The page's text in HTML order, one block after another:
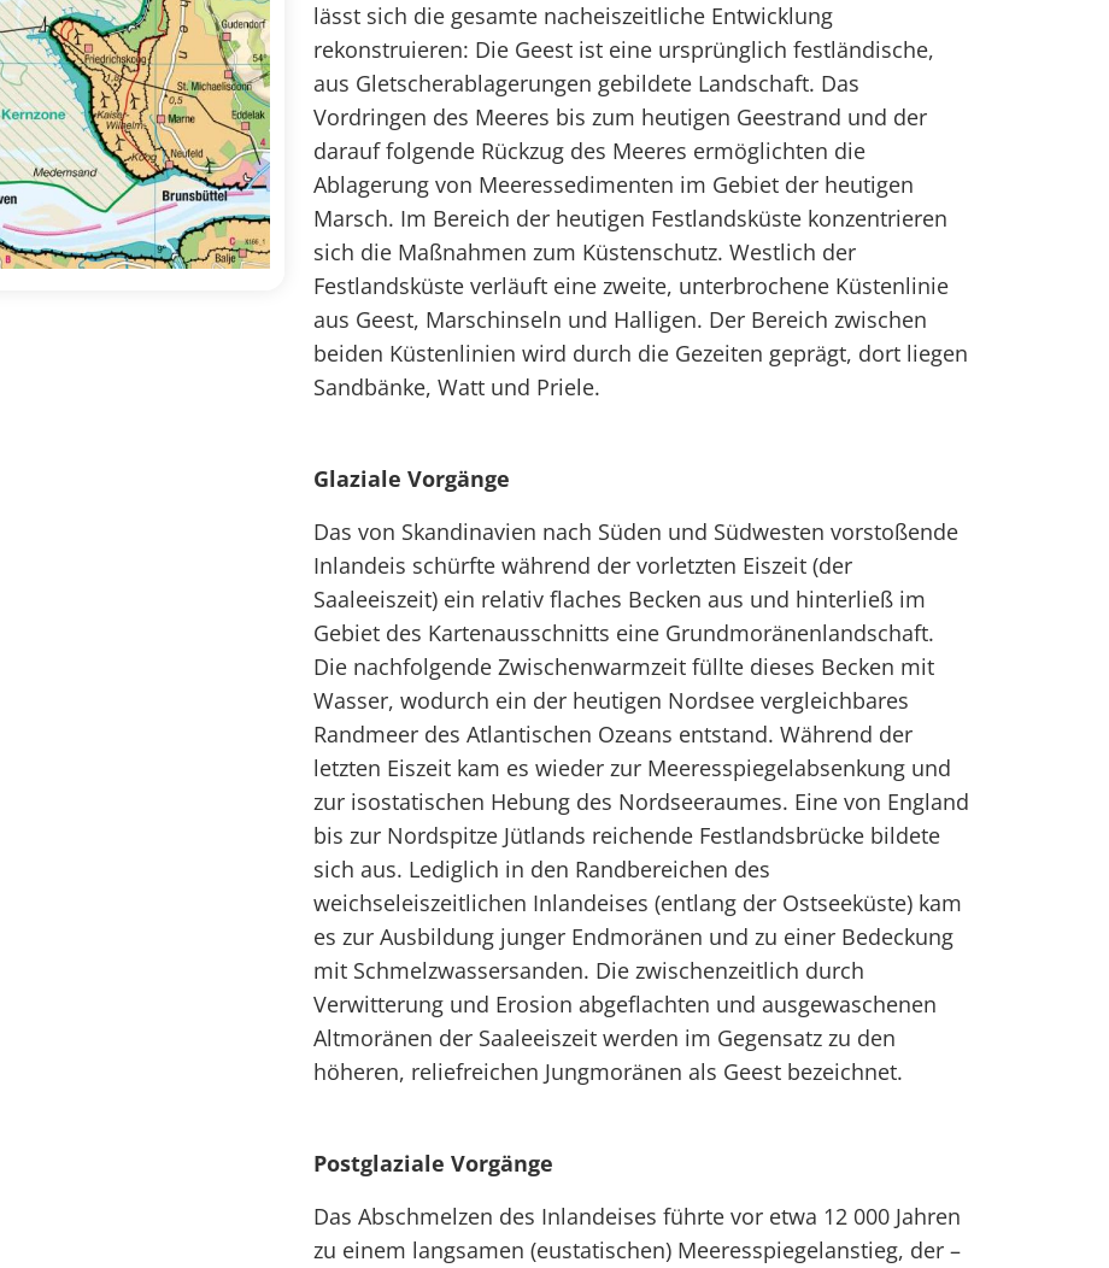
lässt sich die gesamte nacheiszeitliche Entwicklung
rekonstruieren: Die Geest ist eine ursprünglich festländische,
aus Gletscherablagerungen gebildete Landschaft. Das
Vordringen des Meeres bis zum heutigen Geestrand und der
darauf folgende Rückzug des Meeres ermöglichten die
Ablagerung von Meeressedimenten im Gebiet der heutigen
Marsch. Im Bereich der heutigen Festlandsküste konzentrieren
sich die Maßnahmen zum Küstenschutz. Westlich der
Festlandsküste verläuft eine zweite, unterbrochene Küstenlinie
aus Geest, Marschinseln und Halligen. Der Bereich zwischen
beiden Küstenlinien wird durch die Gezeiten geprägt, dort liegen
Sandbänke, Watt und Priele.
Glaziale Vorgänge
Das von Skandinavien nach Süden und Südwesten vorstoßende
Inlandeis schürfte während der vorletzten Eiszeit (der
Saaleeiszeit) ein relativ flaches Becken aus und hinterließ im
Gebiet des Kartenausschnitts eine Grundmoränenlandschaft.
Die nachfolgende Zwischenwarmzeit füllte dieses Becken mit
Wasser, wodurch ein der heutigen Nordsee vergleichbares
Randmeer des Atlantischen Ozeans entstand. Während der
letzten Eiszeit kam es wieder zur Meeresspiegelabsenkung und
zur isostatischen Hebung des Nordseeraumes. Eine von England
bis zur Nordspitze Jütlands reichende Festlandsbrücke bildete
sich aus. Lediglich in den Randbereichen des
weichseleiszeitlichen Inlandeises (entlang der Ostseeküste) kam
es zur Ausbildung junger Endmoränen und zu einer Bedeckung
mit Schmelzwassersanden. Die zwischenzeitlich durch
Verwitterung und Erosion abgeflachten und ausgewaschenen
Altmoränen der Saaleeiszeit werden im Gegensatz zu den
höheren, reliefreichen Jungmoränen als Geest bezeichnet.
Postglaziale Vorgänge
Das Abschmelzen des Inlandeises führte vor etwa 12 000 Jahren
zu einem langsamen (eustatischen) Meeresspiegelanstieg, der –